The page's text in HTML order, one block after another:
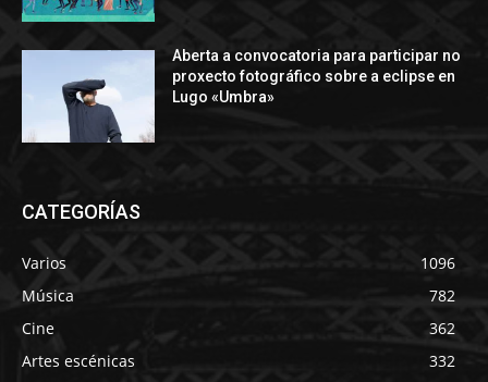
Aberta a convocatoria para participar no
proxecto fotográfico sobre a eclipse en
Lugo «Umbra»
CATEGORÍAS
Varios
1096
Música
782
Cine
362
Artes escénicas
332